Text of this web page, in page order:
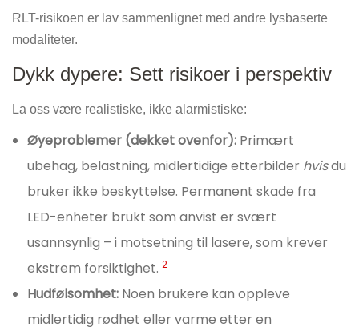
RLT-risikoen er lav sammenlignet med andre lysbaserte
modaliteter.
Dykk dypere: Sett risikoer i perspektiv
La oss være realistiske, ikke alarmistiske:
Øyeproblemer (dekket ovenfor): Primært
ubehag, belastning, midlertidige etterbilder hvisdu
bruker ikke beskyttelse. Permanent skade fra
LED-enheter brukt som anvist er svært
usannsynlig – i motsetning til lasere, som krever
ekstrem forsiktighet.2
Hudfølsomhet: Noen brukere kan oppleve
midlertidig rødhet eller varme etter en